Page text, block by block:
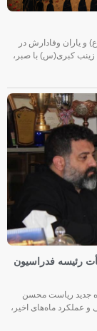
و یاران وفادارش در
کبری(س) با صبر،
رئیسه فدراسیون
جدید ریاست محسن
عملکرد ماه‌های اخیر،